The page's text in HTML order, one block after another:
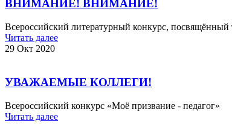
ВНИМАНИЕ! ВНИМАНИЕ!
Всероссийский литературный конкурс,
Читать далее
29 Окт 2020
УВАЖАЕМЫЕ КОЛЛЕГИ!
Всероссийский конкурс «Моё призвание -
Читать далее